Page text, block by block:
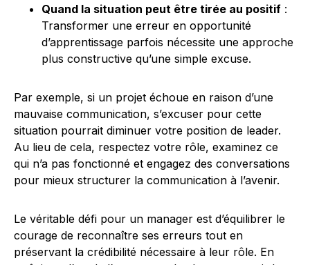
Quand la situation peut être tirée au positif :
Transformer une erreur en opportunité
d’apprentissage parfois nécessite une approche
plus constructive qu’une simple excuse.
Par exemple, si un projet échoue en raison d’une
mauvaise communication, s’excuser pour cette
situation pourrait diminuer votre position de leader.
Au lieu de cela, respectez votre rôle, examinez ce
qui n’a pas fonctionné et engagez des conversations
pour mieux structurer la communication à l’avenir.
Le véritable défi pour un manager est d’équilibrer le
courage de reconnaître ses erreurs tout en
préservant la crédibilité nécessaire à leur rôle. En